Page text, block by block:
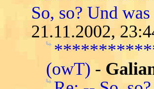
So, so? Und
21.11.2002,
(owT) -